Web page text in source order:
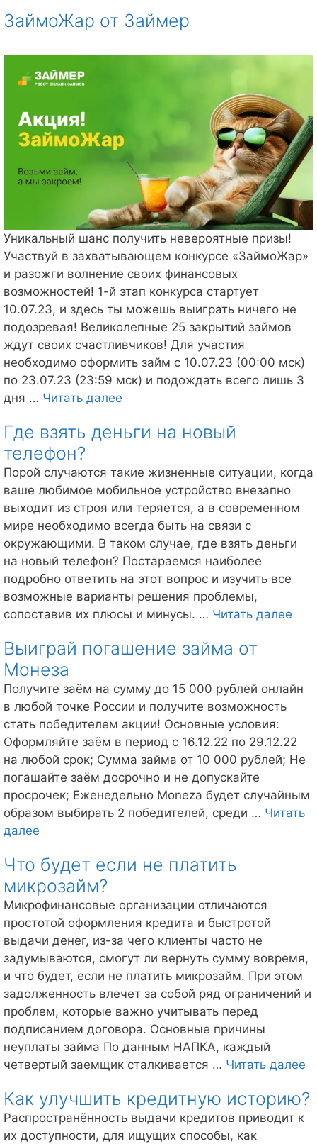
Честном
ЗаймоЖар от Займер
Уникальный шанс получить невероятные призы!
Участвуй в захватывающем конкурсе «ЗаймоЖар»
и разожги волнение своих финансовых
возможностей! 1-й этап конкурса стартует
10.07.23, и здесь ты можешь выиграть ничего не
подозревая! Великолепные 25 закрытий займов
ждут своих счастливчиков! Для участия
необходимо оформить займ с 10.07.23 (00:00 мск)
по 23.07.23 (23:59 мск) и подождать всего лишь 3
дня … Читать далее
Займер
Где взять деньги на новый
телефон?
Порой случаются такие жизненные ситуации, когда
ваше любимое мобильное устройство внезапно
выходит из строя или теряется, а в современном
мире необходимо всегда быть на связи с
окружающими. В таком случае, где взять деньги
на новый телефон? Постараемся наиболее
подробно ответить на этот вопрос и изучить все
возможные варианты решения проблемы,
сопоставив их плюсы и минусы. … Читать далее
Выиграй погашение займа от
Монеза
Получите заём на сумму до 15 000 рублей онлайн
в любой точке России и получите возможность
стать победителем акции! Основные условия:
Оформляйте заём в период с 16.12.22 по 29.12.22
на любой срок; Сумма займа от 10 000 рублей; Не
погашайте заём досрочно и не допускайте
просрочек; Еженедельно Moneza будет случайным
образом выбирать 2 победителей, среди … Читать
далее
займа
от
Монеза
Что будет если не платить
микрозайм?
Микрофинансовые организации отличаются
простотой оформления кредита и быстротой
выдачи денег, из-за чего клиенты часто не
задумываются, смогут ли вернуть сумму вовремя,
и что будет, если не платить микрозайм. При этом
задолженность влечет за собой ряд ограничений и
проблем, которые важно учитывать перед
подписанием договора. Основные причины
неуплаты займа По данным НАПКА, каждый
четвертый заемщик сталкивается … Читать далее
Как улучшить кредитную историю?
Распространённость выдачи кредитов приводит к
их доступности, для ищущих способы, как